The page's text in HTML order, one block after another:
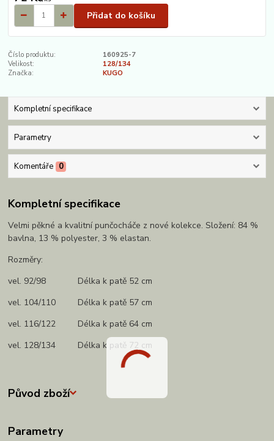
Přidat do košíku
Číslo produktu:
160925-7
Velikost:
128/134
Značka:
KUGO
Kompletní specifikace
Parametry
Komentáře 0
Kompletní specifikace
Velmi pěkné a kvalitní punčocháče z nové kolekce. Složení: 84 %
bavlna, 13 % polyester, 3 % elastan.
Rozměry:
vel. 92/98 Délka k patě 52 cm
vel. 104/110 Délka k patě 57 cm
vel. 116/122 Délka k patě 64 cm
vel. 128/134 Délka k patě 72 cm
Původ zboží
Parametry